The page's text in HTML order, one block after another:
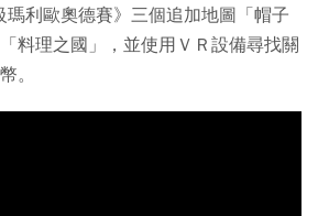
利歐奧德賽》三個追加地圖「帽子
料理之國」，並使用ＶＲ設備尋找關
。